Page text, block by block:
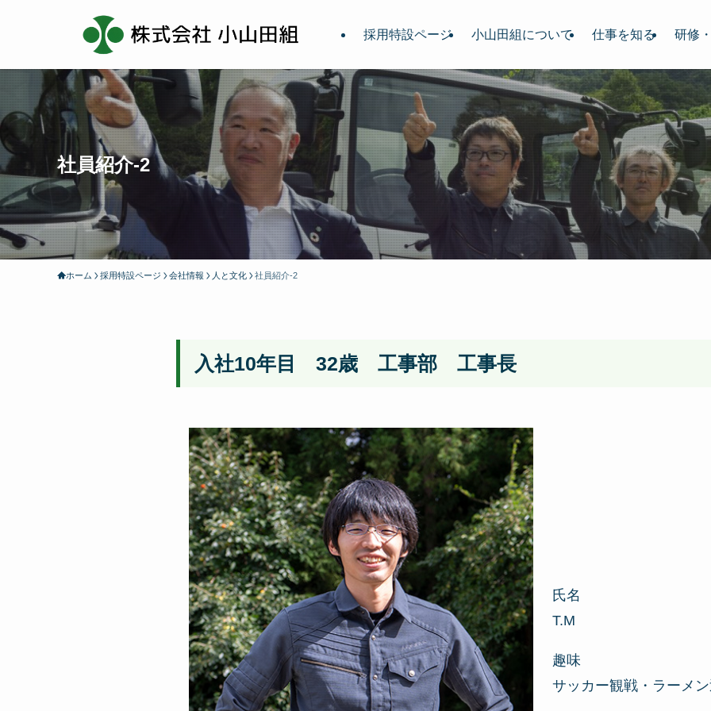
採用特設ページ 小山田組について 仕事を知る 研修
社員紹介-2
ホーム 採用特設ページ 会社情報 人と文化 社員紹介-2
入社10年目 32歳 工事部 工事長
氏名
T.M
趣味
サッカー観戦・ラーメ